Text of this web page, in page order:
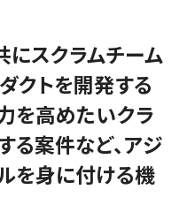
にスクラムチーム
クトを開発する
を高めたいクラ
る案件など、アジ
を身に付ける機